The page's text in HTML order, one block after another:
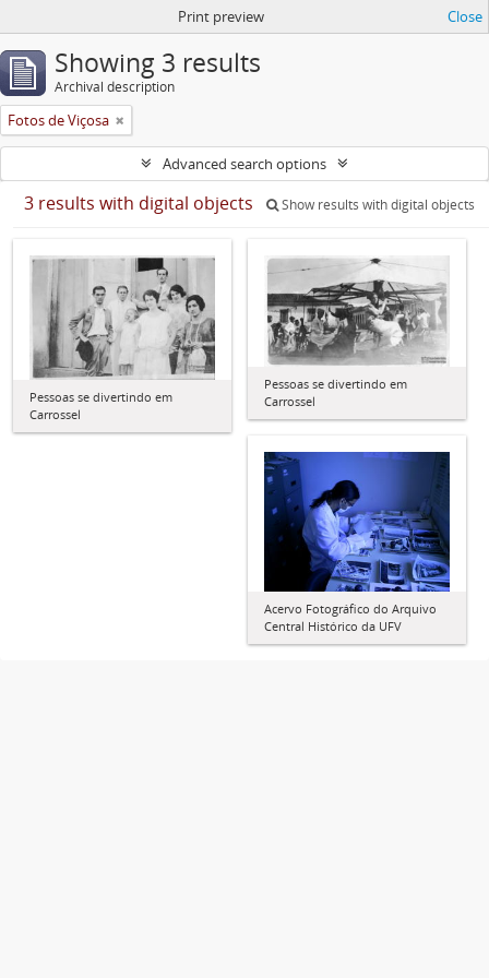
Print preview Close
Showing 3 results
Archival description
Fotos de Viçosa
Advanced search options
3 results with digital objects Show results with digital objects
Pessoas se divertindo em
Carrossel
Pessoas se divertindo em
Carrossel
Acervo Fotográfico do Arquivo
Central Histórico da UFV